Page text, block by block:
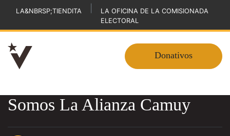
LA&NBRSP;TIENDITA
LA OFICINA DE LA COMISIONADA
ELECTORAL
Donativos
Somos La Alianza Camuy